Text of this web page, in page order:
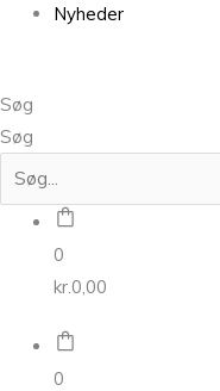
Nyheder
Søg
Søg
0
kr.0,00
0